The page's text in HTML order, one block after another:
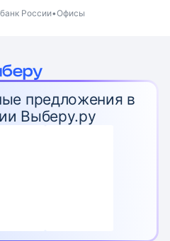
России Офисы
предложения в
Выберу.ру